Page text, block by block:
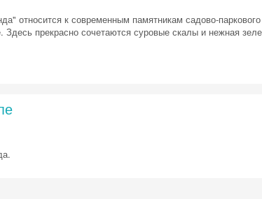
относится к современным памятникам садово-паркового
прекрасно сочетаются суровые скалы и нежная